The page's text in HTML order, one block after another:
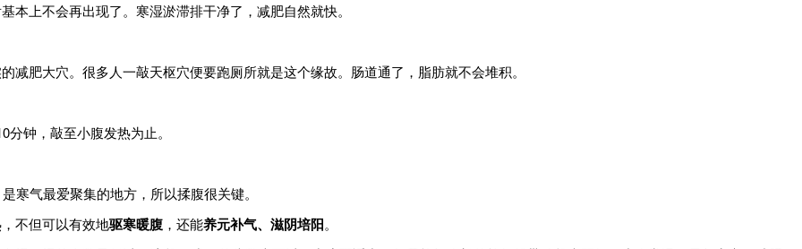
上不会再出现了。寒湿淤滞排干净了，减肥自然就快。
肥大穴。很多人一敲天枢穴便要跑厕所就是这个缘故。肠道通了，脂肪就不会堆积。
钟，敲至小腹发热为止。
寒气最爱聚集的地方，所以揉腹很关键。
不但可以有效地驱寒暖腹 ，还能养元补气、滋阴培阳。